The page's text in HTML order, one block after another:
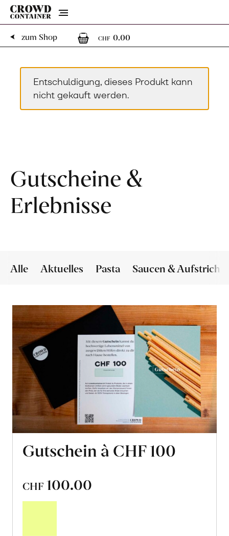
Menu
zum Shop
CHF 0.00
Entschuldigung, dieses Produkt kann
nicht gekauft werden.
Gutscheine &
Erlebnisse
Alle Aktuelles Pasta Saucen & Aufstriche
Gutschein à CHF 100
CHF 100.00